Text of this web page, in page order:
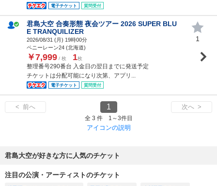
電子チケット 質問受付
君島大空 合奏形態 夜会ツアー 2026 SUPER BLU
E TRANQUILIZER
2026/08/31 (月) 19時00分
ペニーレーン24 (北海道)
￥7,999 / 枚 1枚
整理番号290番台 入金日の翌日までに発送予定
チケットは分配可能になり次第、アプリ...
電子チケット 質問受付
1
< 前へ 1 次へ >
全 3 件 1～3件目
アイコンの説明
君島大空が好きな方に人気のチケット
注目の公演・アーティストのチケット